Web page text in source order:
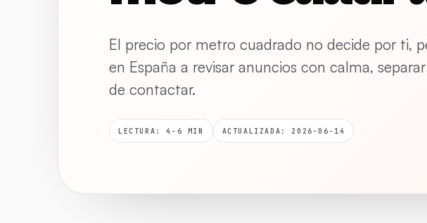
El precio por metro cuadrado no decide por ti,
en España a revisar anuncios con calma,
de contactar.
LECTURA: 4-6 MIN ACTUALIZADA: 2026-06-14